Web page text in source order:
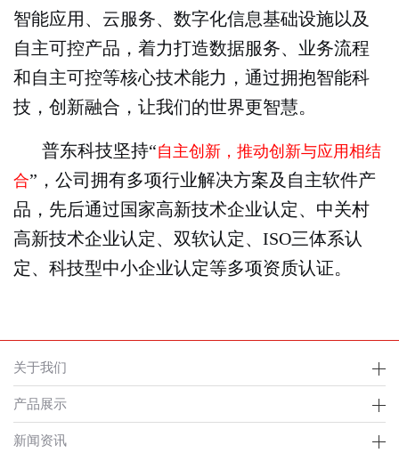
智能应用、云服务、数字化信息基础设施以及
自主可控产品，着力打造数据服务、业务流程
和自主可控等核心技术能力，通过拥抱智能科
技，创新融合，让我们的世界更智慧。
普东科技坚持“自主创新，推动创新与应用相结
合”，公司拥有多项行业解决方案及自主软件产
品，先后通过国家高新技术企业认定、中关村
高新技术企业认定、双软认定、ISO三体系认
定、科技型中小企业认定等多项资质认证。
关于我们
产品展示
新闻资讯